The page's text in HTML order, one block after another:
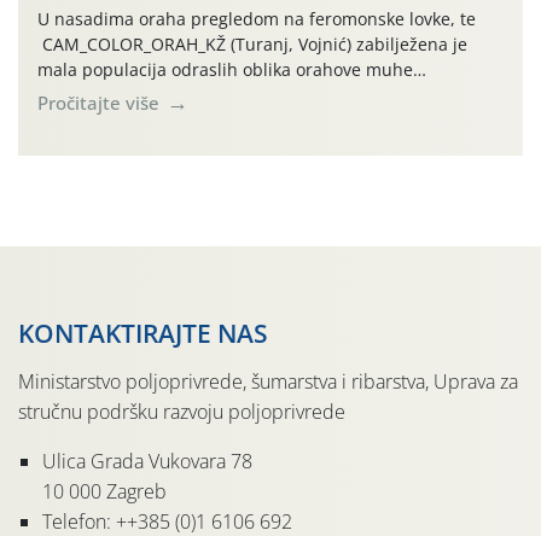
U nasadima oraha pregledom na feromonske lovke, te
CAM_COLOR_ORAH_KŽ (Turanj, Vojnić) zabilježena je
mala populacija odraslih oblika orahove muhe
(Rhagoletis completa). Niska brojnost može se objasniti
činjenicom da je riječ o mladim nasadima s vrlo malim
Pročitajte više
KONTAKTIRAJTE NAS
Ministarstvo poljoprivrede, šumarstva i ribarstva, Uprava za
stručnu podršku razvoju poljoprivrede
Ulica Grada Vukovara 78
10 000 Zagreb
Telefon: ++385 (0)1 6106 692